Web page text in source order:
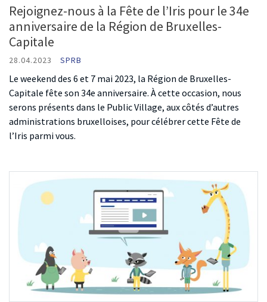
Rejoignez-nous à la Fête de l’Iris pour le 34e
anniversaire de la Région de Bruxelles-
Capitale
28.04.2023 SPRB
Le weekend des 6 et 7 mai 2023, la Région de Bruxelles-
Capitale fête son 34e anniversaire. À cette occasion, nous
serons présents dans le Public Village, aux côtés d’autres
administrations bruxelloises, pour célébrer cette Fête de
l’Iris parmi vous.